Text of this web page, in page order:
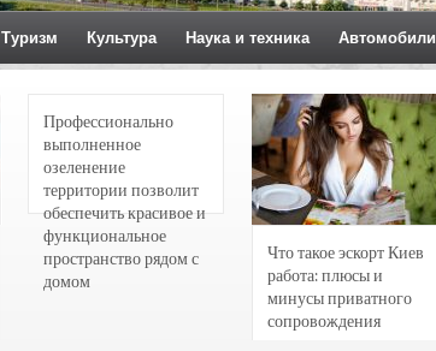
Туризм Культура Наука и техника Автомобили
Профессионально
выполненное
озеленение
территории позволит
обеспечить красивое и
функциональное
пространство рядом с
домом
Что такое эскорт Киев
работа: плюсы и
минусы приватного
сопровождения